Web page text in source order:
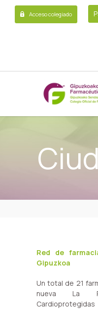
Acceso colegiado
Red de
Gipuzkoa
Un total de 21
nueva La